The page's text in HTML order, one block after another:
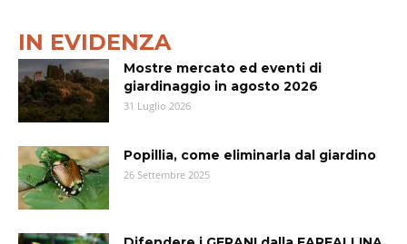
IN EVIDENZA
Mostre mercato ed eventi di
giardinaggio in agosto 2026
31 Luglio 2026
Popillia, come eliminarla dal giardino
26 Settembre 2025